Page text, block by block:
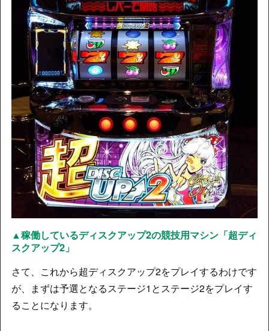
▲稼働しているディスクアップ2の競技用マシン「超ディ
スクアップ2」
さて、これから超ディスクアップ2をプレイするわけです
が、まずは予選となるステージ1とステージ2をプレイす
ることになります。